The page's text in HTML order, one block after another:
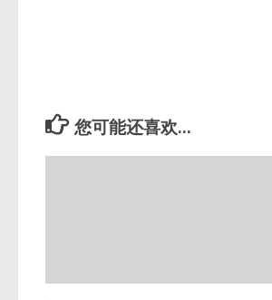
您可能还喜欢...